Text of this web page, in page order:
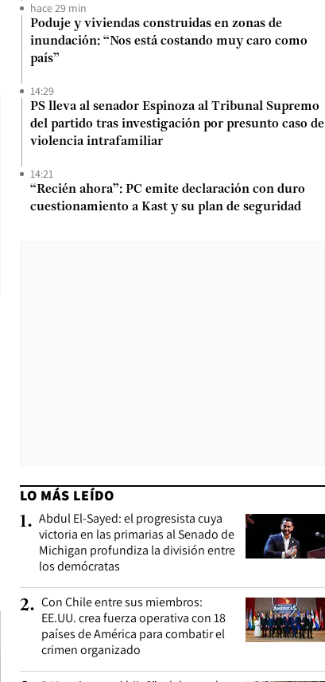
hace 29 min
Poduje y viviendas construidas en zonas de
inundación: “Nos está costando muy caro como
país”
14:29
PS lleva al senador Espinoza al Tribunal Supremo
del partido tras investigación por presunto caso de
violencia intrafamiliar
14:21
“Recién ahora”: PC emite declaración con duro
cuestionamiento a Kast y su plan de seguridad
LO MÁS LEÍDO
1. Abdul El-Sayed: el progresista cuya
victoria en las primarias al Senado de
Michigan profundiza la división entre
los demócratas
2. Con Chile entre sus miembros:
EE.UU. crea fuerza operativa con 18
países de América para combatir el
crimen organizado